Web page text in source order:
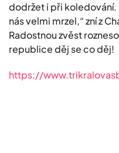
dodržet i při koledování.
nás velmi mrzel,“ zní z
Radostnou zvěst
republice děj se co děj!
https://